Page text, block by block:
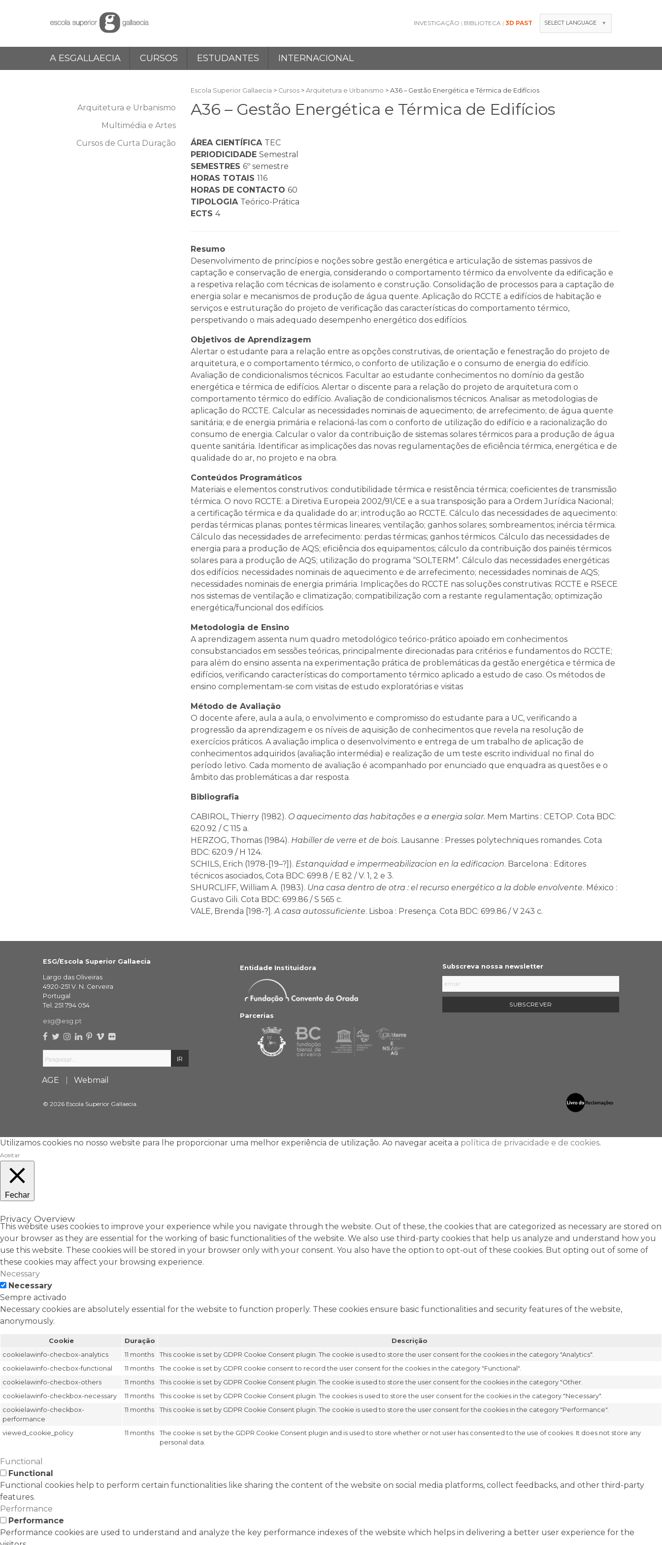
to
INVESTIGAÇÃO BIBLIOTECA 3D PAST SELECT LANGUAGE
A ESGALLAECIA CURSOS ESTUDANTES INTERNACIONAL
Escola Superior Gallaecia > Cursos > Arquitetura e Urbanismo > A36 – Gestão Energética e Térmica de Edifícios
A36 – Gestão Energética e Térmica de Edifícios
ÁREA CIENTÍFICA TEC
PERIODICIDADE Semestral
SEMESTRES 6º semestre
HORAS TOTAIS 116
HORAS DE CONTACTO 60
TIPOLOGIA Teórico-Prática
ECTS 4
Resumo
Desenvolvimento de princípios e noções sobre gestão energética e articulação de sistemas passivos de
captação e conservação de energia, considerando o comportamento térmico da envolvente da edificação e
a respetiva relação com técnicas de isolamento e construção. Consolidação de processos para a captação de
energia solar e mecanismos de produção de água quente. Aplicação do RCCTE a edifícios de habitação e
serviços e estruturação do projeto de verificação das características do comportamento térmico,
perspetivando o mais adequado desempenho energético dos edifícios.
Objetivos de Aprendizagem
Alertar o estudante para a relação entre as opções construtivas, de orientação e fenestração do projeto de
arquitetura, e o comportamento térmico, o conforto de utilização e o consumo de energia do edifício.
Avaliação de condicionalismos técnicos. Facultar ao estudante conhecimentos no domínio da gestão
energética e térmica de edifícios. Alertar o discente para a relação do projeto de arquitetura com o
comportamento térmico do edifício. Avaliação de condicionalismos técnicos. Analisar as metodologias de
aplicação do RCCTE. Calcular as necessidades nominais de aquecimento; de arrefecimento; de água quente
sanitária; e de energia primária e relacioná-las com o conforto de utilização do edifício e a racionalização do
consumo de energia. Calcular o valor da contribuição de sistemas solares térmicos para a produção de água
quente sanitária. Identificar as implicações das novas regulamentações de eficiência térmica, energética e de
qualidade do ar, no projeto e na obra.
Conteúdos Programáticos
Materiais e elementos construtivos: condutibilidade térmica e resistência térmica; coeficientes de transmissão
térmica. O novo RCCTE: a Diretiva Europeia 2002/91/CE e a sua transposição para a Ordem Jurídica Nacional;
a certificação térmica e da qualidade do ar; introdução ao RCCTE. Cálculo das necessidades de aquecimento:
perdas térmicas planas; pontes térmicas lineares; ventilação; ganhos solares; sombreamentos; inércia térmica.
Cálculo das necessidades de arrefecimento: perdas térmicas; ganhos térmicos. Cálculo das necessidades de
energia para a produção de AQS; eficiência dos equipamentos; cálculo da contribuição dos painéis térmicos
solares para a produção de AQS; utilização do programa “SOLTERM”. Cálculo das necessidades energéticas
dos edifícios: necessidades nominais de aquecimento e de arrefecimento; necessidades nominais de AQS;
necessidades nominais de energia primária. Implicações do RCCTE nas soluções construtivas: RCCTE e RSECE
nos sistemas de ventilação e climatização; compatibilização com a restante regulamentação; optimização
energética/funcional dos edifícios.
Metodologia de Ensino
A aprendizagem assenta num quadro metodológico teórico-prático apoiado em conhecimentos
consubstanciados em sessões teóricas, principalmente direcionadas para critérios e fundamentos do RCCTE;
para além do ensino assenta na experimentação prática de problemáticas da gestão energética e térmica de
edifícios, verificando características do comportamento térmico aplicado a estudo de caso. Os métodos de
ensino complementam-se com visitas de estudo exploratórias e visitas
Método de Avaliação
O docente afere, aula a aula, o envolvimento e compromisso do estudante para a UC, verificando a
progressão da aprendizagem e os níveis de aquisição de conhecimentos que revela na resolução de
exercícios práticos. A avaliação implica o desenvolvimento e entrega de um trabalho de aplicação de
conhecimentos adquiridos (avaliação intermédia) e realização de um teste escrito individual no final do
período letivo. Cada momento de avaliação é acompanhado por enunciado que enquadra as questões e o
âmbito das problemáticas a dar resposta.
Bibliografia
CABIROL, Thierry (1982). O aquecimento das habitações e a energia solar. Mem Martins : CETOP. Cota BDC:
620.92 / C 115 a.
HERZOG, Thomas (1984). Habiller de verre et de bois. Lausanne : Presses polytechniques romandes. Cota
BDC: 620.9 / H 124.
SCHILS, Erich (1978-[19–?]). Estanquidad e impermeabilizacion en la edificacion. Barcelona : Editores
técnicos asociados, Cota BDC: 699.8 / E 82 / V. 1, 2 e 3.
SHURCLIFF, William A. (1983). Una casa dentro de otra : el recurso energético a la doble envolvente. México :
Gustavo Gili. Cota BDC: 699.86 / S 565 c.
VALE, Brenda [198-?].A casa autossuficiente. Lisboa : Presença. Cota BDC: 699.86 / V 243 c.
Arquitetura e Urbanismo
Multimédia e Artes
Cursos de Curta Duração
ESG/Escola Superior Gallaecia
Largo das Oliveiras
4920-251 V. N. Cerveira
Portugal
Tel. 251 794 054
esg@esg.pt
Entidade Instituidora
Parcerias
Subscreva nossa newsletter
AGE Webmail
© 2026 Escola Superior Gallaecia.
Utilizamos cookies no nosso website para lhe proporcionar uma melhor experiência de utilização. Ao navegar aceita a política de privacidade e de cookies.
Aceitar
Fechar
Privacy Overview
This website uses cookies to improve your experience while you navigate through the website. Out of these, the cookies that are categorized as necessary are stored on
your browser as they are essential for the working of basic functionalities of the website. We also use third-party cookies that help us analyze and understand how you
use this website. These cookies will be stored in your browser only with your consent. You also have the option to opt-out of these cookies. But opting out of some of
these cookies may affect your browsing experience.
Necessary
Necessary
Sempre activado
Necessary cookies are absolutely essential for the website to function properly. These cookies ensure basic functionalities and security features of the website,
anonymously.
Cookie Duração
Descrição
cookielawinfo-checbox-analytics
11 months
This cookie is set by GDPR Cookie Consent plugin. The cookie is used to store the user consent for the cookies in the category "Analytics".
cookielawinfo-checbox-functional
11 months
The cookie is set by GDPR cookie consent to record the user consent for the cookies in the category "Functional".
cookielawinfo-checbox-others
11 months
This cookie is set by GDPR Cookie Consent plugin. The cookie is used to store the user consent for the cookies in the category "Other.
cookielawinfo-checkbox-necessary
11 months
This cookie is set by GDPR Cookie Consent plugin. The cookies is used to store the user consent for the cookies in the category "Necessary".
cookielawinfo-checkbox-
performance
11 months This cookie is set by GDPR Cookie Consent plugin. The cookie is used to store the user consent for the cookies in the category "Performance".
viewed_cookie_policy 11 months
The cookie is set by the GDPR Cookie Consent plugin and is used to store whether or not user has consented to the use of cookies. It does not store any
personal data.
Functional
Functional
Functional cookies help to perform certain functionalities like sharing the content of the website on social media platforms, collect feedbacks, and other third-party
features.
Performance
Performance
Performance cookies are used to understand and analyze the key performance indexes of the website which helps in delivering a better user experience for the